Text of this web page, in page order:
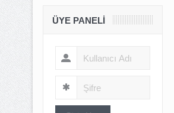
ÜYE PANELI